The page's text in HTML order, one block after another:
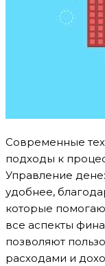
Современные
подходы к
Управление
удобнее,
которые
все аспекты
позволяют
расходами и